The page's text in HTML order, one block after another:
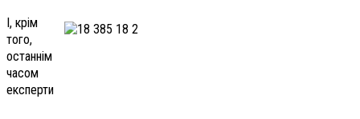
І, крім
того,
останнім
часом
експерти